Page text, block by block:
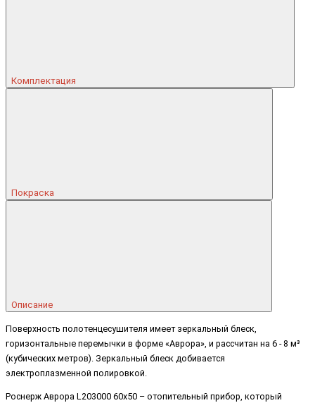
Комплектация
Покраска
Описание
Поверхность полотенцесушителя имеет зеркальный блеск,
горизонтальные перемычки в форме «Аврора», и рассчитан на 6 - 8 м³
(кубических метров). Зеркальный блеск добивается
электроплазменной полировкой.
Роснерж Аврора L203000 60x50 – отопительный прибор, который